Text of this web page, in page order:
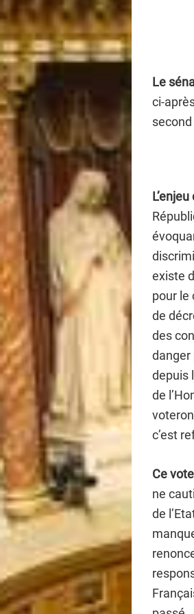
Le
ci-
existe
pour le
de
des
danger
depuis
de
c’est
Ce
ne
de